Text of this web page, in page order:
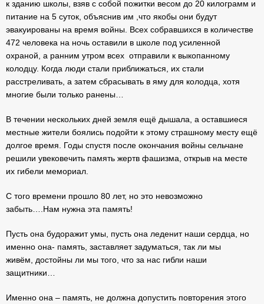
к зданию школы, взяв с собой пожитки весом до 20 килограмм и
питание на 5 суток, объяснив им ,что якобы они будут
эвакуированы на время войны. Всех собравшихся в количестве
472 человека на ночь оставили в школе под усиленной
охраной, а ранним утром всех отправили к выкопанному
колодцу. Когда люди стали приближаться, их стали
расстреливать, а затем сбрасывать в яму для колодца, хотя
многие были только ранены…
В течении нескольких дней земля ещё дышала, а оставшиеся
местные жители боялись подойти к этому страшному месту ещё
долгое время. Годы спустя после окончания войны сельчане
решили увековечить память жертв фашизма, открыв на месте
их гибели мемориал.
С того времени прошло 80 лет, но это невозможно
забыть….Нам нужна эта память!
Пусть она будоражит умы, пусть она леденит наши сердца, но
именно она- память, заставляет задуматься, так ли мы
живём, достойны ли мы того, что за нас гибли наши
защитники…
Именно она – память, не должна допустить повторения этого